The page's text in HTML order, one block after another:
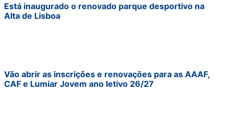
Está inaugurado o renovado parque desportivo na
Alta de Lisboa
Vão abrir as inscrições e renovações para as AAAF,
CAF e Lumiar Jovem ano letivo 26/27